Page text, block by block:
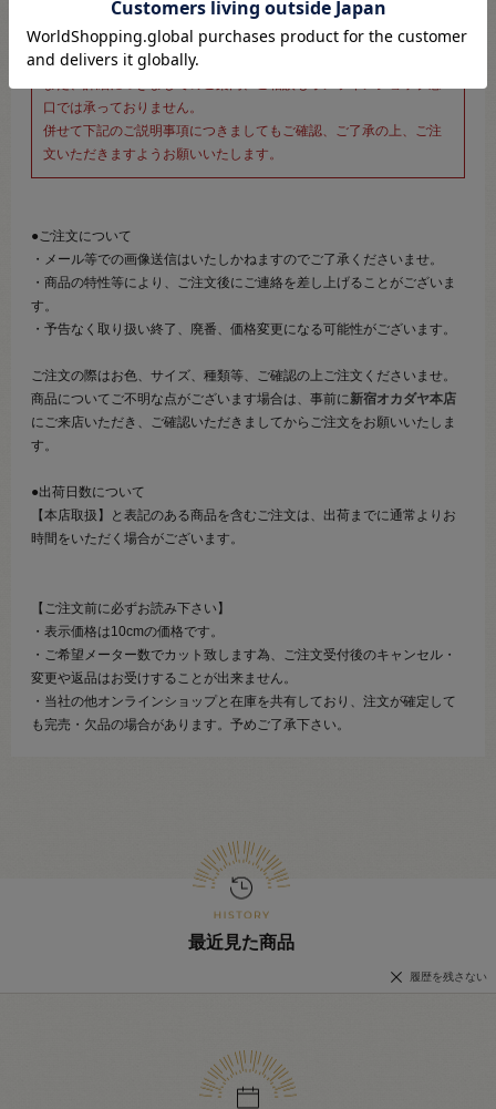
こちらのページは、店頭にてあらかじめ商品詳細および商品コード
をご確認いただいた上でご注文いただけるページです。
そのため、商品画像および詳細は記載しておりません。
口では承っておりません。
併せて下記のご説明事項につきましてもご確認、ご了承の上、ご注
文いただきますようお願いいたします。
●ご注文について
・メール等での画像送信はいたしかねますのでご了承くださいませ。
・商品の特性等により、ご注文後にご連絡を差し上げることがございま
す。
・予告なく取り扱い終了、廃番、価格変更になる可能性がございます。
ご注文の際はお色、サイズ、種類等、ご確認の上ご注文くださいませ。
商品についてご不明な点がございます場合は、事前に新宿オカダヤ本店
にご来店いただき、ご確認いただきましてからご注文をお願いいたしま
す。
●出荷日数について
【本店取扱】と表記のある商品を含むご注文は、出荷までに通常よりお
時間をいただく場合がございます。
【ご注文前に必ずお読み下さい】
・表示価格は10cmの価格です。
・ご希望メーター数でカット致します為、ご注文受付後のキャンセル・
変更や返品はお受けすることが出来ません。
・当社の他オンラインショップと在庫を共有しており、注文が確定して
も完売・欠品の場合があります。予めご了承下さい。
最近見た商品
履歴を残さない